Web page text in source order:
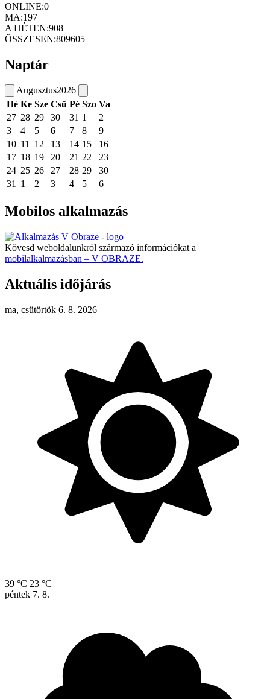
ONLINE:0
MA:197
A HÉTEN:908
ÖSSZESEN:809605
Naptár
Augusztus2026
Hé Ke Sze Csü Pé Szo Va
27 28 29 30 31 1
2
3
4 5 6 7 8
9
10 11 12 13 14 15
16
17 18 19 20 21 22
23
24 25 26 27 28 29
30
31 1 2 3 4 5 6
Mobilos alkalmazás
Kövesd weboldalunkról származó információkat a
mobilalkalmazásban – V OBRAZE.
Aktuális időjárás
ma, csütörtök 6. 8. 2026
39 °C 23 °C
péntek 7. 8.